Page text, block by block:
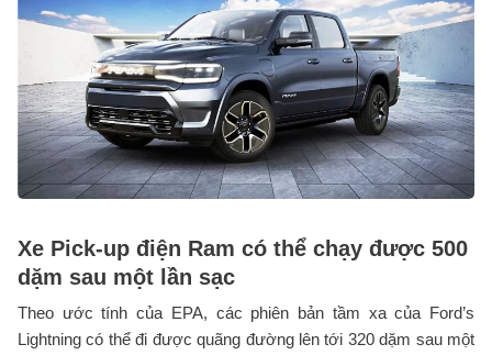
Xe Pick-up điện Ram có thể chạy được 500
dặm sau một lần sạc
Theo ước tính của EPA, các phiên bản tầm xa của Ford’s
Lightning có thể đi được quãng đường lên tới 320 dặm sau một